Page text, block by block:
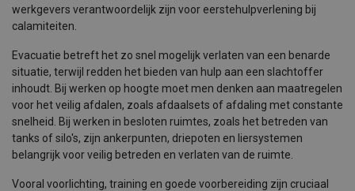
werkgevers verantwoordelijk zijn voor eerstehulpverlening bij
calamiteiten.
Evacuatie betreft het zo snel mogelijk verlaten van een benarde
situatie, terwijl redden het bieden van hulp aan een slachtoffer
inhoudt. Bij werken op hoogte moet men denken aan maatregelen
voor het veilig afdalen, zoals afdaalsets of afdaling met constante
snelheid. Bij werken in besloten ruimtes, zoals het betreden van
tanks of silo's, zijn ankerpunten, driepoten en liersystemen
belangrijk voor veilig betreden en verlaten van de ruimte.
Vooral voorlichting, training en goede voorbereiding zijn cruciaal